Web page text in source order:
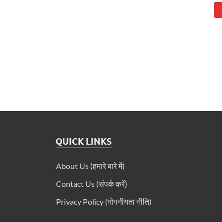
QUICK LINKS
About Us (हमारे बारे में)
Contact Us (संपर्क करें)
Privacy Policy (गोपनीयता नीति)